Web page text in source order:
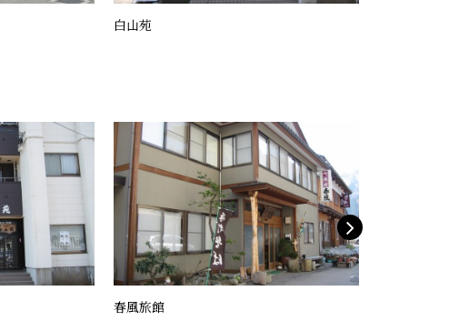
白山苑
春風旅館